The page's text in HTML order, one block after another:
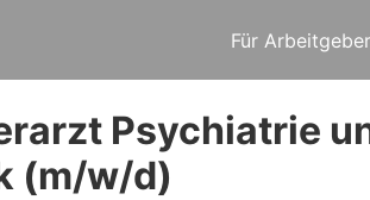
Für
Psychiatrie
(m/w/d)